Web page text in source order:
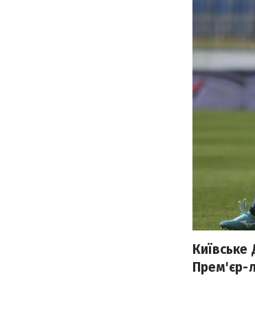
Прем'єр-